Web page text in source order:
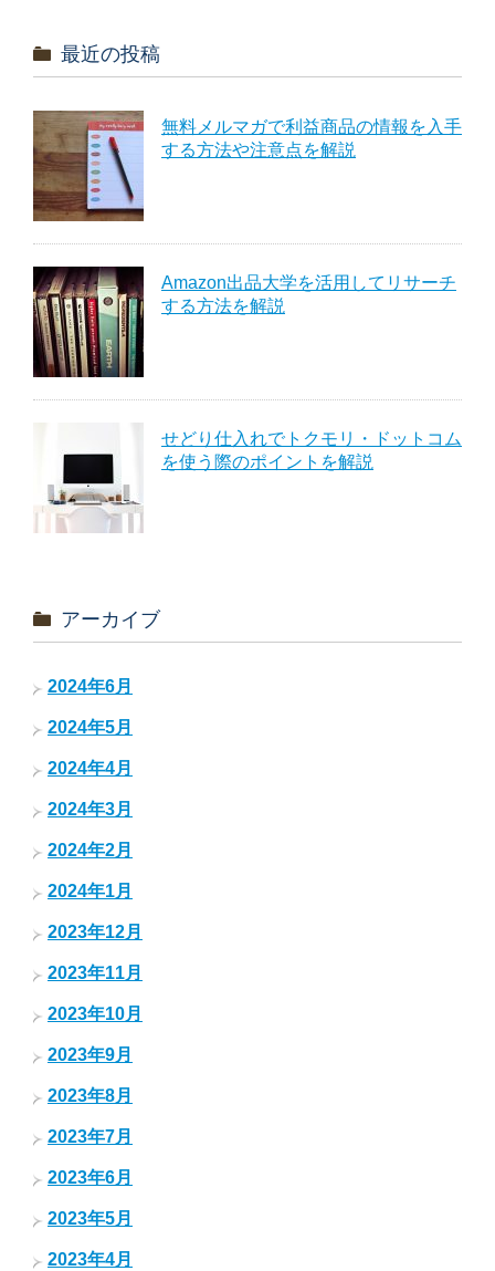
最近の投稿
無料メルマガで利益商品の情報を入手
する方法や注意点を解説
Amazon出品大学を活用してリサーチ
する方法を解説
せどり仕入れでトクモリ・ドットコム
を使う際のポイントを解説
アーカイブ
2024年6月
2024年5月
2024年4月
2024年3月
2024年2月
2024年1月
2023年12月
2023年11月
2023年10月
2023年9月
2023年8月
2023年7月
2023年6月
2023年5月
2023年4月